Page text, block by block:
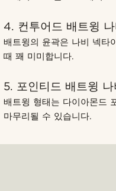
4. 컨투어드 배트윙
배트윙의 윤곽은 나비 넥타
때 꽤 미미합니다.
5. 포인티드 배트윙 나
배트윙 형태는 다이아몬드
마무리될 수 있습니다.